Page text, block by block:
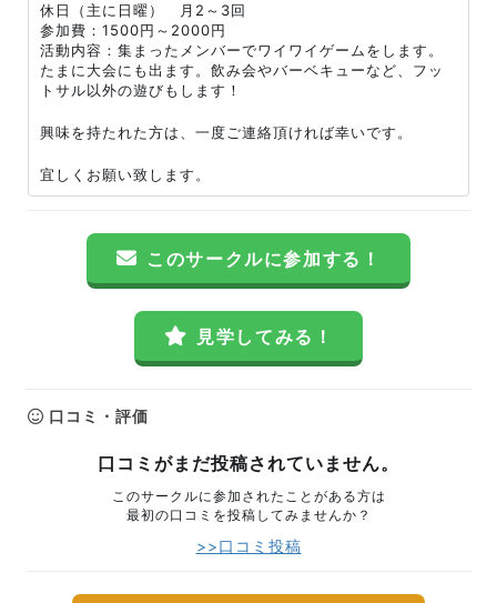
休日（主に日曜） 月2～3回
参加費：1500円～2000円
活動内容：集まったメンバーでワイワイゲームをします。
たまに大会にも出ます。飲み会やバーベキューなど、フッ
トサル以外の遊びもします！
興味を持たれた方は、一度ご連絡頂ければ幸いです。
宜しくお願い致します。
このサークルに参加する！
見学してみる！
口コミ・評価
口コミがまだ投稿されていません。
このサークルに参加されたことがある方は
最初の口コミを投稿してみませんか？
>>口コミ投稿